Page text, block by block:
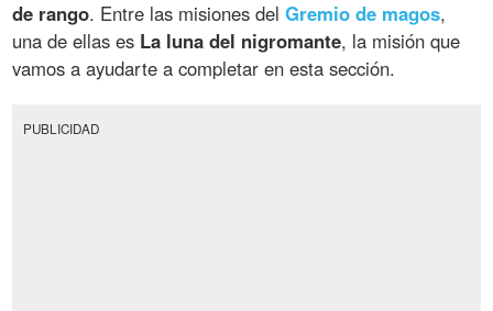
de rango. Entre las misiones delGremio de magos,
una de ellas es La luna del nigromante, la misión que
vamos a ayudarte a completar en esta sección.
PUBLICIDAD